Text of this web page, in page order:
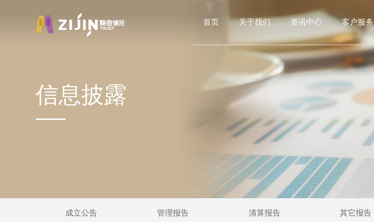
首页 关于我们 资讯中心 客户服务
信息披露
成立公告 管理报告 清算报告 其它报告